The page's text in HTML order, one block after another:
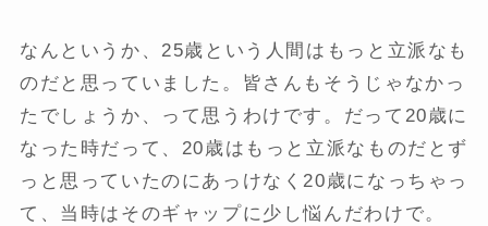
なんというか、25歳という人間はもっと立派なも
のだと思っていました。皆さんもそうじゃなかっ
たでしょうか、って思うわけです。だって20歳に
なった時だって、20歳はもっと立派なものだとず
っと思っていたのにあっけなく20歳になっちゃっ
て、当時はそのギャップに少し悩んだわけで。